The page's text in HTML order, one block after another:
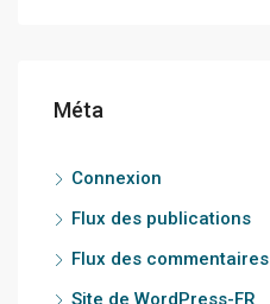
Méta
Connexion
Flux des publications
Flux des commentaires
Site de WordPress-FR